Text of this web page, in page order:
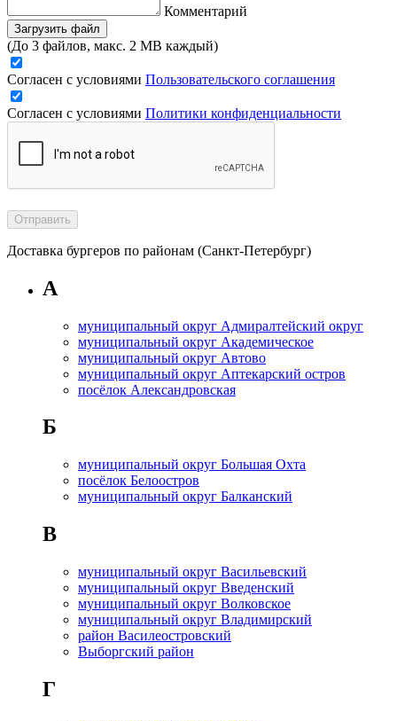
Комментарий
Загрузить файл
(До 3 файлов, макс. 2 MB каждый)
Согласен с условиями Пользовательского соглашения
Согласен с условиями Политики конфиденциальности
Отправить
Доставка бургеров по районам (Санкт-Петербург)
А
муниципальный округ Адмиралтейский округ
муниципальный округ Академическое
муниципальный округ Автово
муниципальный округ Аптекарский остров
посёлок Александровская
Б
муниципальный округ Большая Охта
посёлок Белоостров
муниципальный округ Балканский
В
муниципальный округ Васильевский
муниципальный округ Введенский
муниципальный округ Волковское
муниципальный округ Владимирский
район Василеостровский
Выборгский район
Г